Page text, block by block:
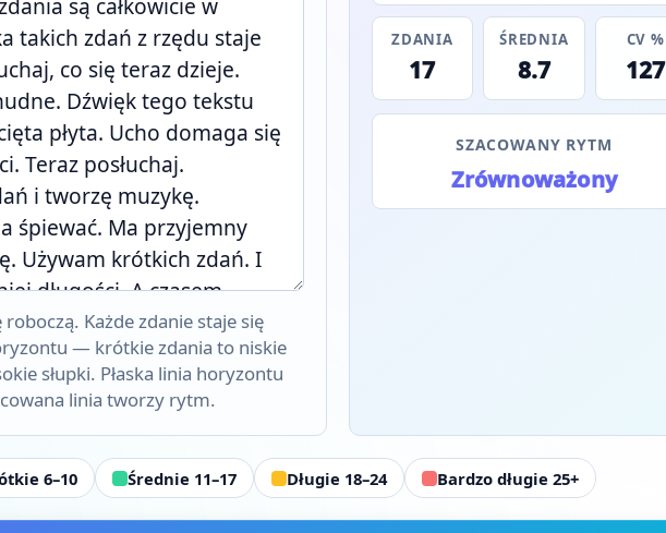
Każde zdanie staje się
— krótkie zdania to niskie
słupki. Płaska linia horyzontu
linia tworzy rytm.
ZDANIA
17
ŚREDNIA
8.7
CV %
127
SZACOWANY RYTM
Zrównoważony
6–10 Średnie 11–17 Długie 18–24 Bardzo długie 25+